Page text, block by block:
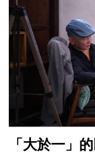
「大於一」